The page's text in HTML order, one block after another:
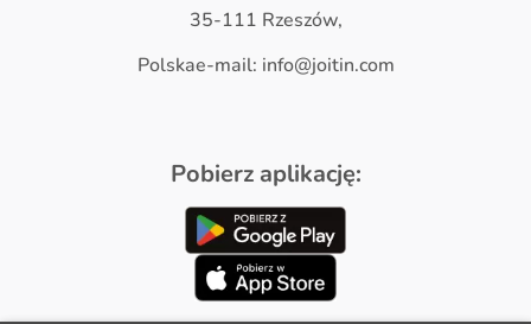
35-111 Rzeszów,
Polskae-mail: info@joitin.com
Pobierz aplikację: